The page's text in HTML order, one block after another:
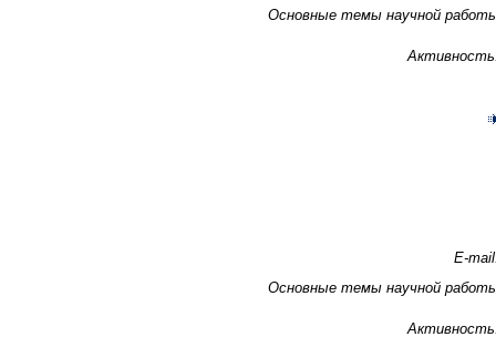
Основные темы научной
E-
Основные темы научной